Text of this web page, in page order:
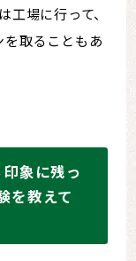
工場に行って、
取ることもあ
象に残っ
を教えて